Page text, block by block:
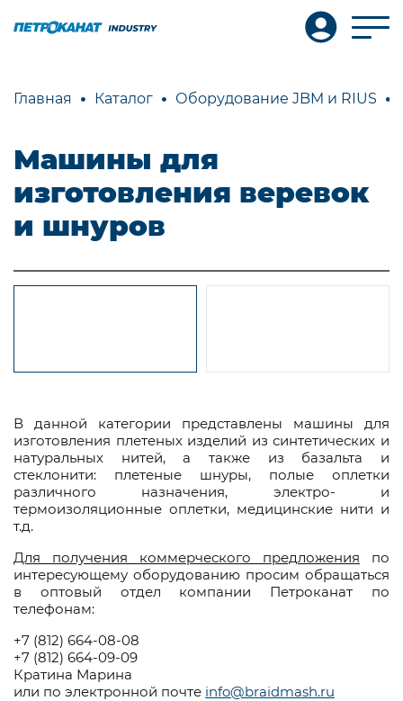
Главная Каталог Оборудование JBM и RIUS
Машины для
изготовления веревок
и шнуров
В данной категории представлены машины для
изготовления плетеных изделий из синтетических и
натуральных нитей, а также из базальта и
стеклонити: плетеные шнуры, полые оплетки
различного назначения, электро- и
термоизоляционные оплетки, медицинские нити и
т.д.
Для получения коммерческого предложения по
интересующему оборудованию просим обращаться
в оптовый отдел компании Петроканат по
телефонам:
+7 (812) 664-08-08
+7 (812) 664-09-09
Кратина Марина
или по электронной почте info@braidmash.ru